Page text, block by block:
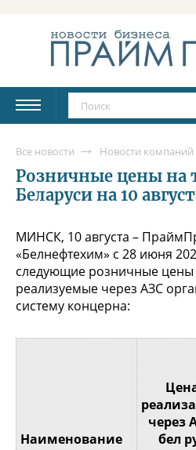
Все новости Новости компаний
Розничные цены на
Беларуси на 10
МИНСК, 10 августа –
«Белнефтехим» с 28 июня
следующие розничные цены
реализуемые через АЗС
систему концерна:
Наименование
через
бел